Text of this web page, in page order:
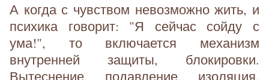
А когда с чувством невозможно жить, и
психика говорит: "Я сейчас сойду с
ума!", то включается механизм
внутренней защиты, блокировки.
Вытеснение, подавление, изоляция,